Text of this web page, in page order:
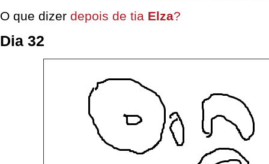
O que dizer depois de tia Elza?
Dia 32